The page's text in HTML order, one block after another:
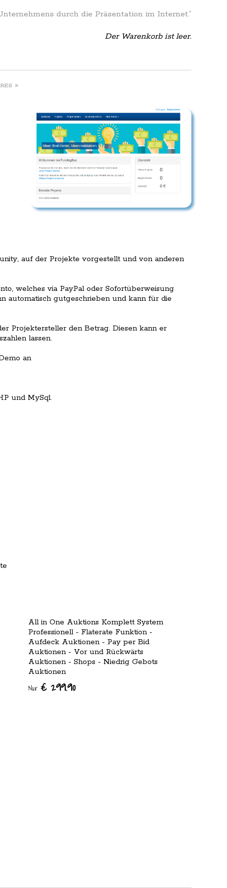
durch die Präsentation im Internet.”
Der Warenkorb ist leer.
»
auf der Projekte vorgestellt und von anderen
welches via PayPal oder Sofortüberweisung
automatisch gutgeschrieben und kann für die
Projektersteller den Betrag. Diesen kann er
lassen.
an
und MySql.
All in One Auktions Komplett System
Professionell - Flaterate Funktion -
Aufdeck Auktionen - Pay per Bid
Auktionen - Vor und Rückwärts
Auktionen - Shops - Niedrig Gebots
Auktionen
Nur € 299.90